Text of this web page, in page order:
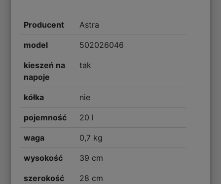
Producent Astra
model 502026046
kieszeń na
napoje
tak
kółka nie
pojemność 20 l
waga 0,7 kg
wysokość 39 cm
szerokość 28 cm